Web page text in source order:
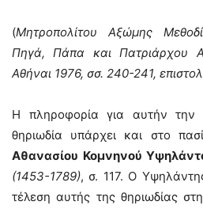
(Μητροπολίτου Αξώμης
Πηγά, Πάπα και Πατριάρχου
Αθήναι 1976, σσ. 240-241,
Η πληροφορία για αυτήν την
θηριωδία υπάρχει και στο
Αθανασίου Κομνηνού
(1453-1789), σ. 117. Ο
τέλεση αυτής της θηριωδίας